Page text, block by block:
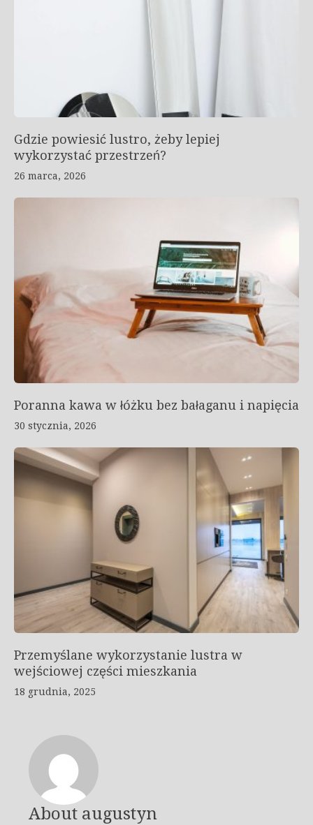
Gdzie powiesić lustro, żeby lepiej
wykorzystać przestrzeń?
26 marca, 2026
Poranna kawa w łóżku bez bałaganu i napięcia
30 stycznia, 2026
Przemyślane wykorzystanie lustra w
wejściowej części mieszkania
18 grudnia, 2025
About augustyn